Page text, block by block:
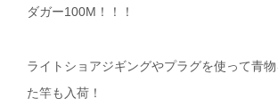
ダガー100M！！！
ライトショアジギングやプラグを使って青
た竿も入荷！